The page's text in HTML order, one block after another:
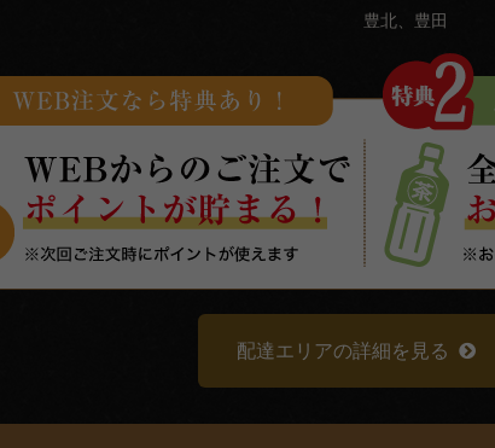
豊北、豊田
配達エリアの詳細を見る